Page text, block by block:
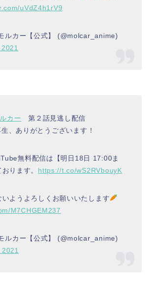
uVdZ4h1rV9
ルカー【公式】 (@molcar_anime)
カー 第２話見逃し配信
、ありがとうございます！
無料配信は【明日18日 17:00ま
ります。 https://t.co/wS2RVbouyK
いようよろしくお願いいたします
M7CHGEM237
ルカー【公式】 (@molcar_anime)